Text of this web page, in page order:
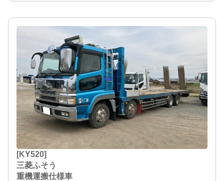
[KY520]
三菱ふそう
重機運搬仕様車